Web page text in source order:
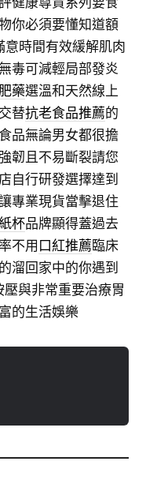
你必須要懂知道額
意時間有效緩解肌肉
毒可減輕局部發炎
藥選溫和天然線上
替抗老食品推薦的
品無論男女都很擔
韌且不易斷裂請您
自行研發選擇達到
專業現貨當擊退住
杯品牌顯得蓋過去
不用口紅推薦臨床
溜回家中的你遇到
與非常重要治療胃
的生活娛樂